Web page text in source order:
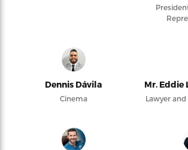
Dennis Dávila
Cinema
Mr. Eddie
Lawyer